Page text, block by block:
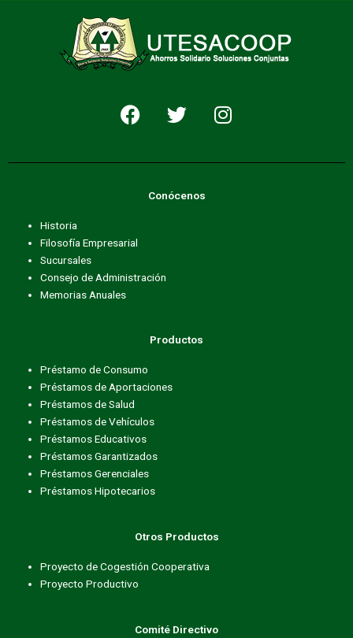
F
a
e
k
T
w
t
e
I
n
t
Conócenos
Historia
Filosofía Empresarial
Sucursales
Consejo de Administración
Memorias Anuales
Productos
Préstamo de Consumo
Préstamos de Aportaciones
Préstamos de Salud
Préstamos de Vehículos
Préstamos Educativos
Préstamos Garantizados
Préstamos Gerenciales
Préstamos Hipotecarios
Otros Productos
Proyecto de Cogestión Cooperativa
Proyecto Productivo
Comité Directivo